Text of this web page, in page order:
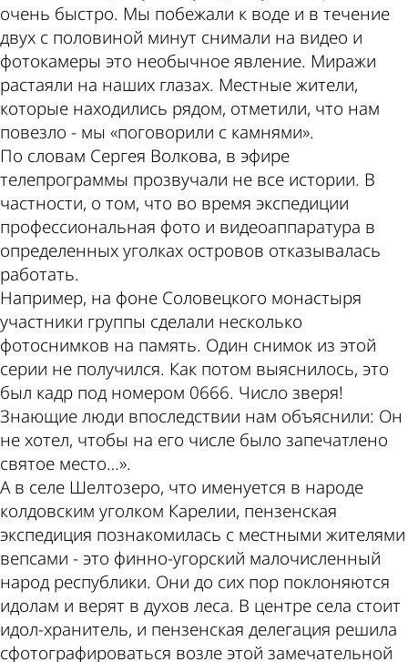
очень быстро. Мы побежали к воде и в течение
двух с половиной минут снимали на видео и
фотокамеры это необычное явление. Миражи
растаяли на наших глазах. Местные жители,
которые находились рядом, отметили, что нам
повезло - мы «поговорили с камнями».
По словам Сергея Волкова, в эфире
телепрограммы прозвучали не все истории. В
частности, о том, что во время экспедиции
профессиональная фото­ и видеоаппаратура в
определенных уголках островов отказывалась
работать.
Например, на фоне Соловецкого монастыря
участники группы сделали несколько
фотоснимков на память. Один снимок из этой
серии не получился. Как потом выяснилось, это
был кадр под номером 0666. Число зверя!
Знающие люди впоследствии нам объяснили: Он
не хотел, чтобы на его числе было запечатлено
святое место…».
А в селе Шелтозеро, что именуется в народе
колдовским уголком Карелии, пензенская
экспедиция познакомилась с местными жителями
вепсами - это финно­-угорский малочисленный
народ республики. Они до сих пор поклоняются
идолам и верят в духов леса. В центре села стоит
идол­-хранитель, и пензенская делегация решила
сфотографироваться возле этой замечательной